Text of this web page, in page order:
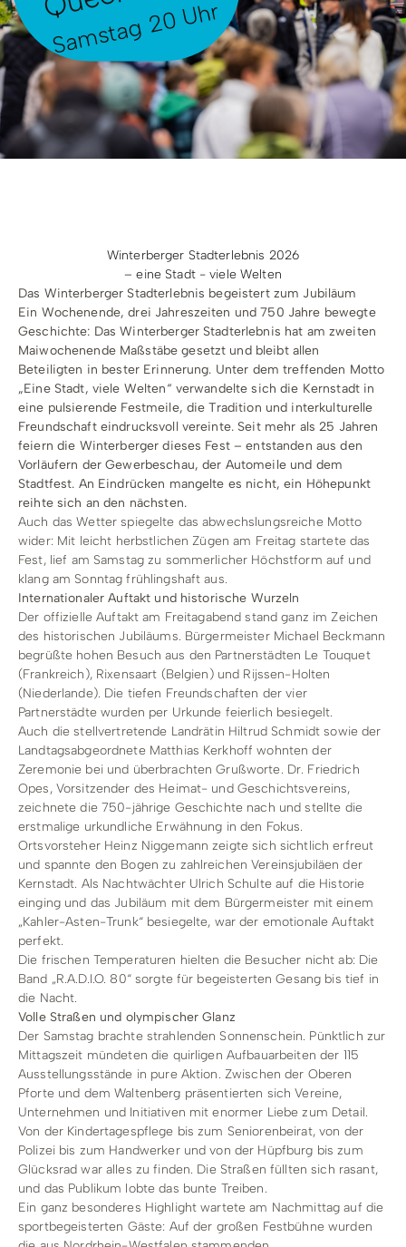
Radfahren
Tourenportal
Tourist-Information
Samstag 20 Uhr
Winterberger Stadterlebnis 2026
– eine Stadt - viele Welten
Das Winterberger Stadterlebnis begeistert zum Jubiläum
Ein Wochenende, drei Jahreszeiten und 750 Jahre bewegte
Geschichte: Das Winterberger Stadterlebnis hat am zweiten
Maiwochenende Maßstäbe gesetzt und bleibt allen
Beteiligten in bester Erinnerung. Unter dem treffenden Motto
„Eine Stadt, viele Welten“ verwandelte sich die Kernstadt in
eine pulsierende Festmeile, die Tradition und interkulturelle
Freundschaft eindrucksvoll vereinte. Seit mehr als 25 Jahren
feiern die Winterberger dieses Fest – entstanden aus den
Vorläufern der Gewerbeschau, der Automeile und dem
Stadtfest. An Eindrücken mangelte es nicht, ein Höhepunkt
reihte sich an den nächsten.
Auch das Wetter spiegelte das abwechslungsreiche Motto
wider: Mit leicht herbstlichen Zügen am Freitag startete das
Fest, lief am Samstag zu sommerlicher Höchstform auf und
klang am Sonntag frühlingshaft aus.
Internationaler Auftakt und historische Wurzeln
Der offizielle Auftakt am Freitagabend stand ganz im Zeichen
des historischen Jubiläums. Bürgermeister Michael Beckmann
begrüßte hohen Besuch aus den Partnerstädten Le Touquet
(Frankreich), Rixensaart (Belgien) und Rijssen-Holten
(Niederlande). Die tiefen Freundschaften der vier
Partnerstädte wurden per Urkunde feierlich besiegelt.
Auch die stellvertretende Landrätin Hiltrud Schmidt sowie der
Landtagsabgeordnete Matthias Kerkhoff wohnten der
Zeremonie bei und überbrachten Grußworte. Dr. Friedrich
Opes, Vorsitzender des Heimat- und Geschichtsvereins,
zeichnete die 750-jährige Geschichte nach und stellte die
erstmalige urkundliche Erwähnung in den Fokus.
Ortsvorsteher Heinz Niggemann zeigte sich sichtlich erfreut
und spannte den Bogen zu zahlreichen Vereinsjubiläen der
Kernstadt. Als Nachtwächter Ulrich Schulte auf die Historie
einging und das Jubiläum mit dem Bürgermeister mit einem
„Kahler-Asten-Trunk“ besiegelte, war der emotionale Auftakt
perfekt.
Die frischen Temperaturen hielten die Besucher nicht ab: Die
Band „R.A.D.I.O. 80“ sorgte für begeisterten Gesang bis tief in
die Nacht.
Volle Straßen und olympischer Glanz
Der Samstag brachte strahlenden Sonnenschein. Pünktlich zur
Mittagszeit mündeten die quirligen Aufbauarbeiten der 115
Ausstellungsstände in pure Aktion. Zwischen der Oberen
Pforte und dem Waltenberg präsentierten sich Vereine,
Unternehmen und Initiativen mit enormer Liebe zum Detail.
Von der Kindertagespflege bis zum Seniorenbeirat, von der
Polizei bis zum Handwerker und von der Hüpfburg bis zum
Glücksrad war alles zu finden. Die Straßen füllten sich rasant,
und das Publikum lobte das bunte Treiben.
Ein ganz besonderes Highlight wartete am Nachmittag auf die
sportbegeisterten Gäste: Auf der großen Festbühne wurden